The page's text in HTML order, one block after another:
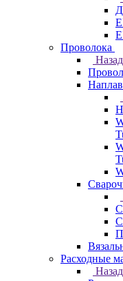
Проволока
Назад
Расходные
Назад